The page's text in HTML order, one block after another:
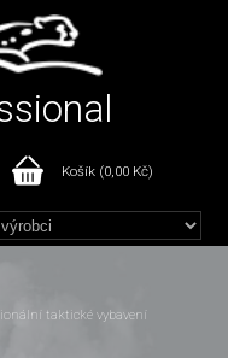
Košík (0,00 Kč)
taktické vybavení